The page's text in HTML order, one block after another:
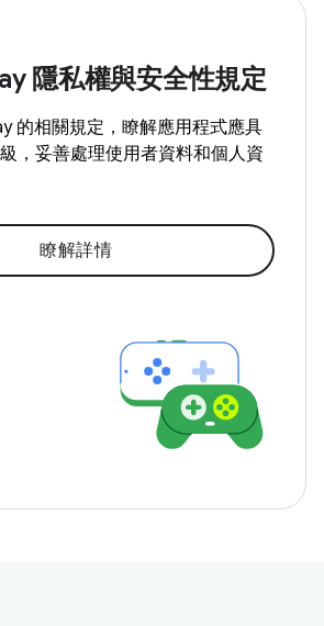
隱私權與安全性規定
的相關規定，瞭解應用程式應具
，妥善處理使用者資料和個人資
瞭解詳情